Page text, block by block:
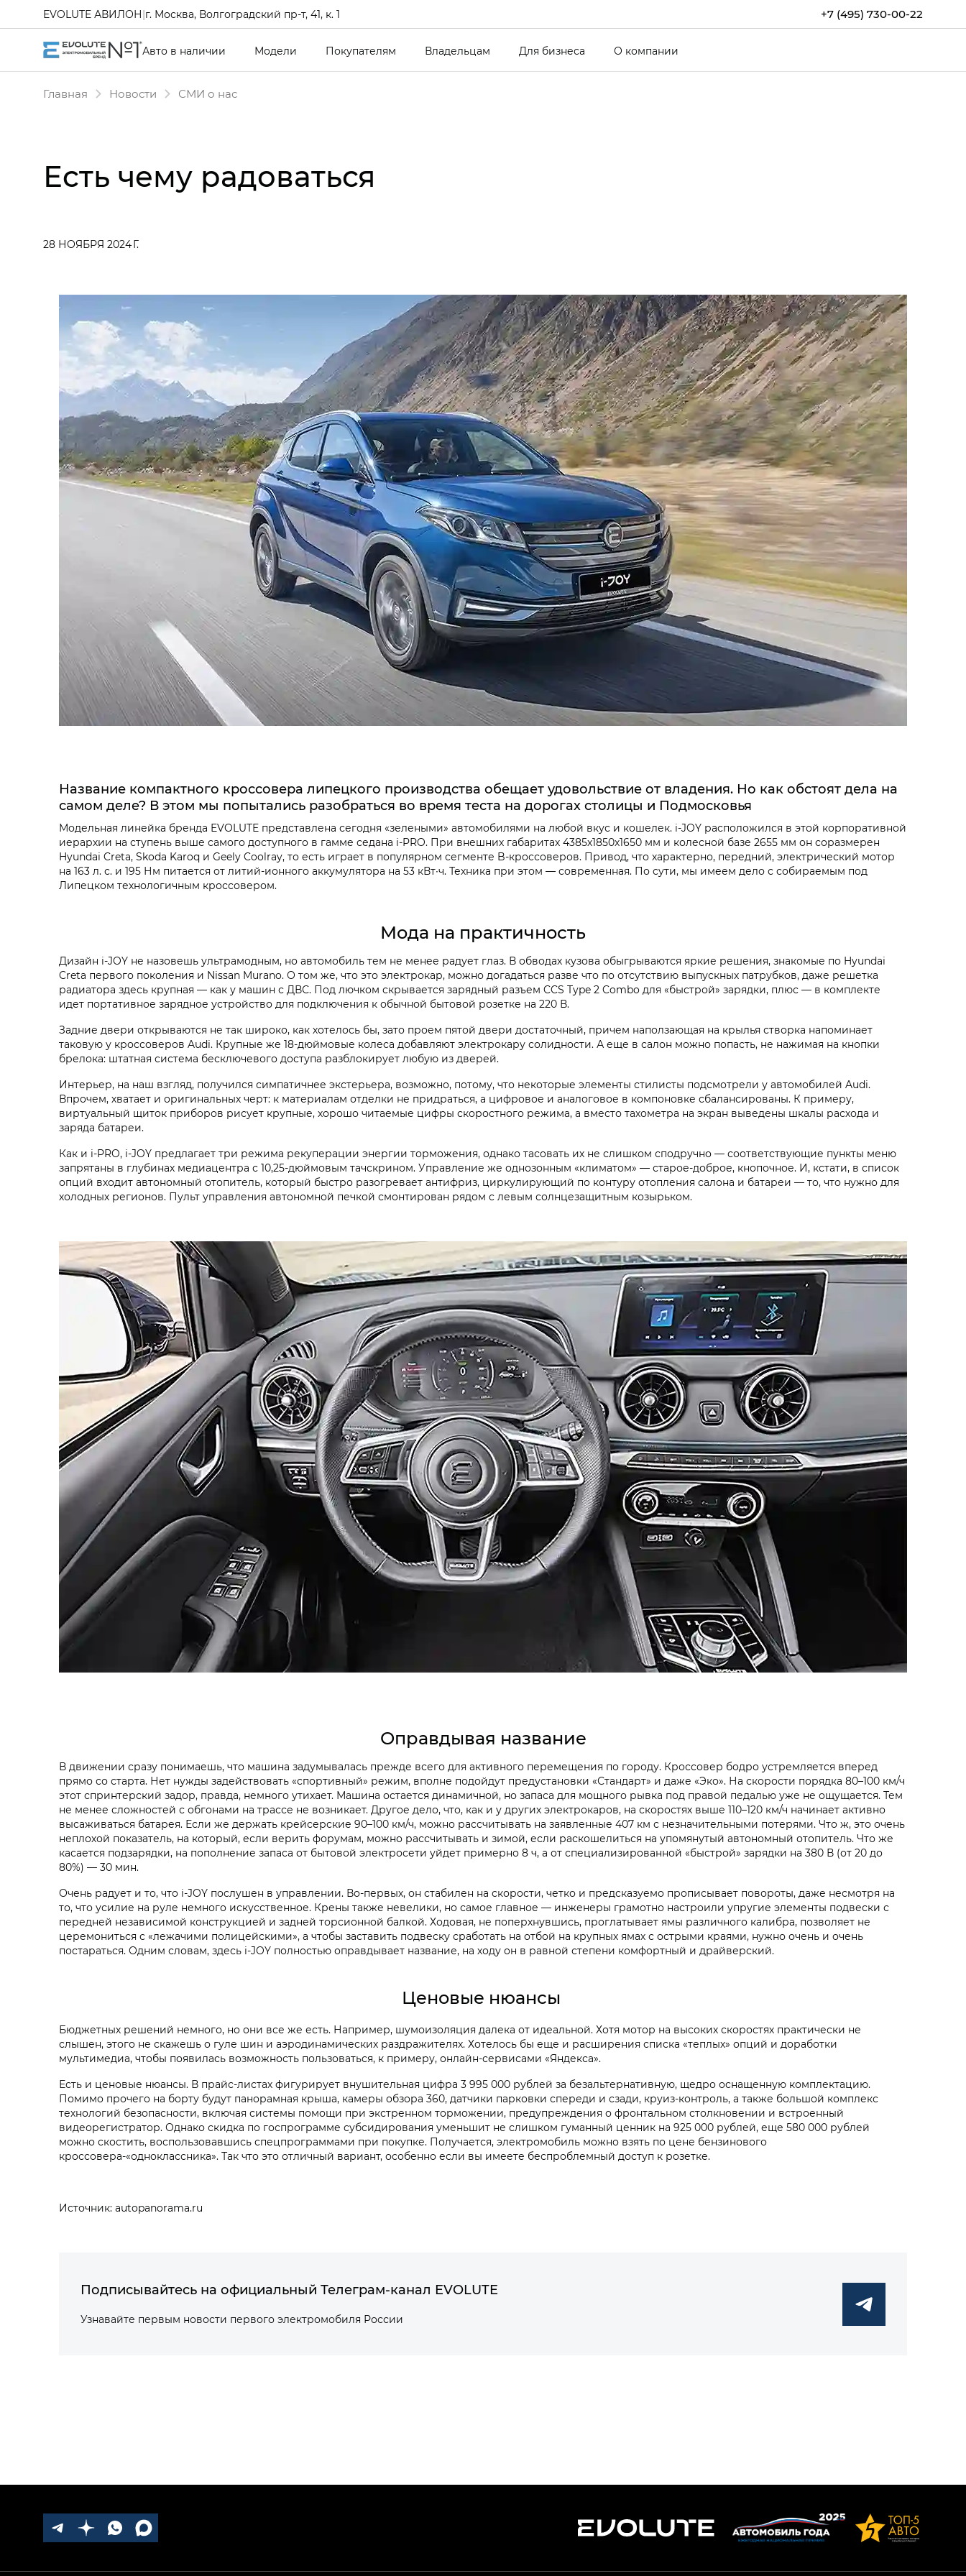
+7 (495) 730-00-22
EVOLUTE АВИЛОН|г. Москва, Волгоградский пр-т, 41, к. 1
Авто в наличии Модели Покупателям Владельцам Для бизнеса О компании
Главная Новости СМИ о нас
Есть чему радоваться
28 НОЯБРЯ 2024 Г.
Название компактного кроссовера липецкого производства обещает удовольствие от владения. Но как обстоят дела на
самом деле? В этом мы попытались разобраться во время теста на дорогах столицы и Подмосковья
Модельная линейка бренда EVOLUTE представлена сегодня «зелеными» автомобилями на любой вкус и кошелек. i‑JOY расположился в этой корпоративной
иерархии на ступень выше самого доступного в гамме седана i‑PRO. При внешних габаритах 4385х1850х1650 мм и колесной базе 2655 мм он соразмерен
Hyundai Creta, Skoda Karoq и Geely Coolray, то есть играет в популярном сегменте B-кроссоверов. Привод, что характерно, передний, электрический мотор
на 163 л. с. и 195 Нм питается от литий-ионного аккумулятора на 53 кВт∙ч. Техника при этом — современная. По сути, мы имеем дело с собираемым под
Липецком технологичным кроссовером.
Мода на практичность
Дизайн i‑JOY не назовешь ультрамодным, но автомобиль тем не менее радует глаз. В обводах кузова обыгрываются яркие решения, знакомые по Hyundai
Creta первого поколения и Nissan Murano. О том же, что это электрокар, можно догадаться разве что по отсутствию выпускных патрубков, даже решетка
радиатора здесь крупная — как у машин с ДВС. Под лючком скрывается зарядный разъем CCS Type 2 Combo для «быстрой» зарядки, плюс — в комплекте
идет портативное зарядное устройство для подключения к обычной бытовой розетке на 220 В.
Задние двери открываются не так широко, как хотелось бы, зато проем пятой двери достаточный, причем наползающая на крылья створка напоминает
таковую у кроссоверов Audi. Крупные же 18‑дюймовые колеса добавляют электрокару солидности. А еще в салон можно попасть, не нажимая на кнопки
брелока: штатная система бесключевого доступа разблокирует любую из дверей.
Интерьер, на наш взгляд, получился симпатичнее экстерьера, возможно, потому, что некоторые элементы стилисты подсмотрели у автомобилей Audi.
Впрочем, хватает и оригинальных черт: к материалам отделки не придраться, а цифровое и аналоговое в компоновке сбалансированы. К примеру,
виртуальный щиток приборов рисует крупные, хорошо читаемые цифры скоростного режима, а вместо тахометра на экран выведены шкалы расхода и
заряда батареи.
Как и i‑PRO, i‑JOY предлагает три режима рекуперации энергии торможения, однако тасовать их не слишком сподручно — соответствующие пункты меню
запрятаны в глубинах медиацентра с 10,25‑дюймовым тачскрином. Управление же однозонным «климатом» — старое-доброе, кнопочное. И, кстати, в список
опций входит автономный отопитель, который быстро разогревает антифриз, циркулирующий по контуру отопления салона и батареи — то, что нужно для
холодных регионов. Пульт управления автономной печкой смонтирован рядом с левым солнцезащитным козырьком.
Оправдывая название
В движении сразу понимаешь, что машина задумывалась прежде всего для активного перемещения по городу. Кроссовер бодро устремляется вперед
прямо со старта. Нет нужды задействовать «спортивный» режим, вполне подойдут предустановки «Стандарт» и даже «Эко». На скорости порядка 80–100 км/ч
этот спринтерский задор, правда, немного утихает. Машина остается динамичной, но запаса для мощного рывка под правой педалью уже не ощущается. Тем
не менее сложностей с обгонами на трассе не возникает. Другое дело, что, как и у других электрокаров, на скоростях выше 110–120 км/ч начинает активно
высаживаться батарея. Если же держать крейсерские 90–100 км/ч, можно рассчитывать на заявленные 407 км с незначительными потерями. Что ж, это очень
неплохой показатель, на который, если верить форумам, можно рассчитывать и зимой, если раскошелиться на упомянутый автономный отопитель. Что же
касается подзарядки, на пополнение запаса от бытовой электросети уйдет примерно 8 ч, а от специализированной «быстрой» зарядки на 380 В (от 20 до
80%) — 30 мин.
Очень радует и то, что i‑JOY послушен в управлении. Во-первых, он стабилен на скорости, четко и предсказуемо прописывает повороты, даже несмотря на
то, что усилие на руле немного искусственное. Крены также невелики, но самое главное — инженеры грамотно настроили упругие элементы подвески с
передней независимой конструкцией и задней торсионной балкой. Ходовая, не поперхнувшись, проглатывает ямы различного калибра, позволяет не
церемониться с «лежачими полицейскими», а чтобы заставить подвеску сработать на отбой на крупных ямах с острыми краями, нужно очень и очень
постараться. Одним словам, здесь i‑JOY полностью оправдывает название, на ходу он в равной степени комфортный и драйверский.
Ценовые нюансы
Бюджетных решений немного, но они все же есть. Например, шумоизоляция далека от идеальной. Хотя мотор на высоких скоростях практически не
слышен, этого не скажешь о гуле шин и аэродинамических раздражителях. Хотелось бы еще и расширения списка «теплых» опций и доработки
мультимедиа, чтобы появилась возможность пользоваться, к примеру, онлайн-сервисами «Яндекса».
Есть и ценовые нюансы. В прайс-листах фигурирует внушительная цифра 3 995 000 рублей за безальтернативную, щедро оснащенную комплектацию.
Помимо прочего на борту будут панорамная крыша, камеры обзора 360, датчики парковки спереди и сзади, круиз-контроль, а также большой комплекс
технологий безопасности, включая системы помощи при экстренном торможении, предупреждения о фронтальном столкновении и встроенный
видеорегистратор. Однако скидка по госпрограмме субсидирования уменьшит не слишком гуманный ценник на 925 000 рублей, еще 580 000 рублей
можно скостить, воспользовавшись спецпрограммами при покупке. Получается, электромобиль можно взять по цене бензинового
кроссовера-«одноклассника». Так что это отличный вариант, особенно если вы имеете беспроблемный доступ к розетке.
Источник: autopanorama.ru
Подписывайтесь на официальный Телеграм-канал EVOLUTE
Узнавайте первым новости первого электромобиля России